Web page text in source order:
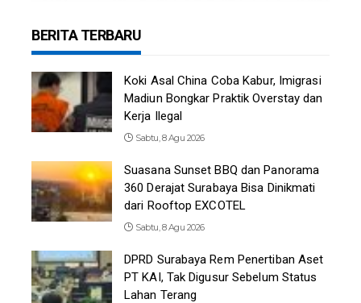
BERITA TERBARU
Koki Asal China Coba Kabur, Imigrasi
Madiun Bongkar Praktik Overstay dan
Kerja Ilegal
Sabtu, 8 Agu 2026
Suasana Sunset BBQ dan Panorama
360 Derajat Surabaya Bisa Dinikmati
dari Rooftop EXCOTEL
Sabtu, 8 Agu 2026
DPRD Surabaya Rem Penertiban Aset
PT KAI, Tak Digusur Sebelum Status
Lahan Terang